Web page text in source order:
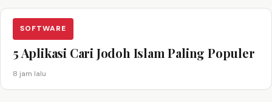
SOFTWARE
5 Aplikasi Cari Jodoh Islam Paling Populer
8 jam lalu